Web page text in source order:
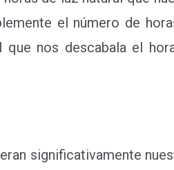
el número de
que nos descabala el
significativamente